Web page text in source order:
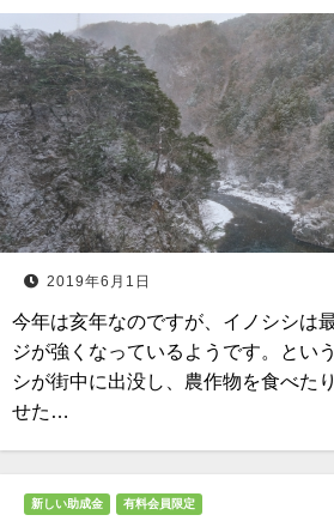
2019年6月1日
今年は亥年なのですが、イノシシは
ジが強くなっているようです。とい
シが街中に出没し、農作物を食べた
せた…
新しい助成金 有料会員限定